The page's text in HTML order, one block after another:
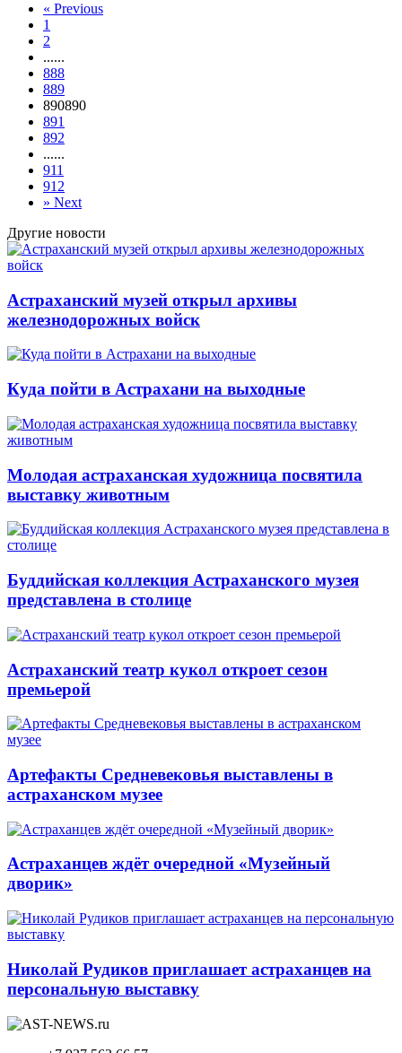
« Previous
1
2
......
888
889
890890
891
892
......
911
912
» Next
Другие новости
Астраханский музей открыл архивы
железнодорожных войск
Куда пойти в Астрахани на выходные
Молодая астраханская художница посвятила
выставку животным
Буддийская коллекция Астраханского музея
представлена в столице
Астраханский театр кукол откроет сезон
премьерой
Артефакты Средневековья выставлены в
астраханском музее
Астраханцев ждёт очередной «Музейный
дворик»
Николай Рудиков приглашает астраханцев на
персональную выставку